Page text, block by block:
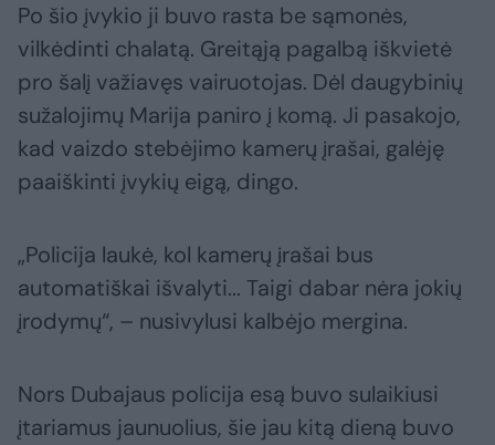
Po šio įvykio ji buvo rasta be sąmonės,
vilkėdinti chalatą. Greitąją pagalbą iškvietė
pro šalį važiavęs vairuotojas. Dėl daugybinių
sužalojimų Marija paniro į komą. Ji pasakojo,
kad vaizdo stebėjimo kamerų įrašai, galėję
paaiškinti įvykių eigą, dingo.
„Policija laukė, kol kamerų įrašai bus
automatiškai išvalyti... Taigi dabar nėra jokių
įrodymų“, – nusivylusi kalbėjo mergina.
Nors Dubajaus policija esą buvo sulaikiusi
įtariamus jaunuolius, šie jau kitą dieną buvo